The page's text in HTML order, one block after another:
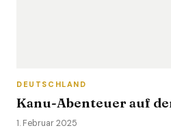
DEUTSCHLAND
Kanu-Abenteuer auf
1. Februar 2025